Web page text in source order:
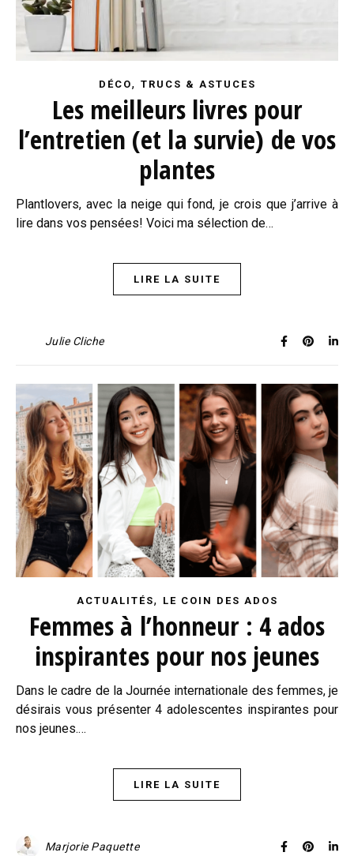
DÉCO, TRUCS & ASTUCES
Les meilleurs livres pour
l’entretien (et la survie) de vos
plantes
Plantlovers, avec la neige qui fond, je crois que j’arrive à
lire dans vos pensées! Voici ma sélection de…
LIRE LA SUITE
Julie Cliche
ACTUALITÉS, LE COIN DES ADOS
Femmes à l’honneur : 4 ados
inspirantes pour nos jeunes
Dans le cadre de la Journée internationale des femmes, je
désirais vous présenter 4 adolescentes inspirantes pour
nos jeunes.…
LIRE LA SUITE
Marjorie Paquette